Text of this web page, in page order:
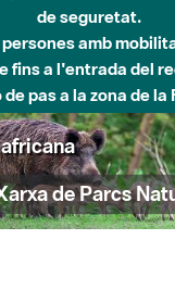
de seguretat.
amb
fins a l'entrada del
pas a la zona de la
de Parcs